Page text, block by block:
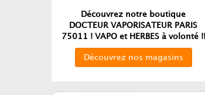
Découvrez notre boutique
DOCTEUR VAPORISATEUR PARIS
75011 ! VAPO et HERBES à volonté !!
Découvrez nos magasins